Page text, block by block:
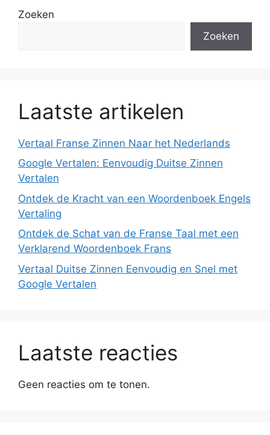
Zoeken
Zoeken
Laatste artikelen
Vertaal Franse Zinnen Naar het Nederlands
Google Vertalen: Eenvoudig Duitse Zinnen
Vertalen
Ontdek de Kracht van een Woordenboek Engels
Vertaling
Ontdek de Schat van de Franse Taal met een
Verklarend Woordenboek Frans
Vertaal Duitse Zinnen Eenvoudig en Snel met
Google Vertalen
Laatste reacties
Geen reacties om te tonen.